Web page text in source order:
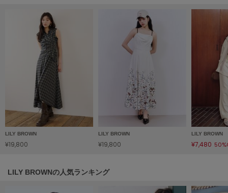
le coq sportif
ルコックスポルティフ
LeSportsac
LILY BROWN
LILY BROWN
¥19,800
LILY BROWN
¥19,800
LILY BROWN
¥7,480
LILY BROWNの人気ランキング